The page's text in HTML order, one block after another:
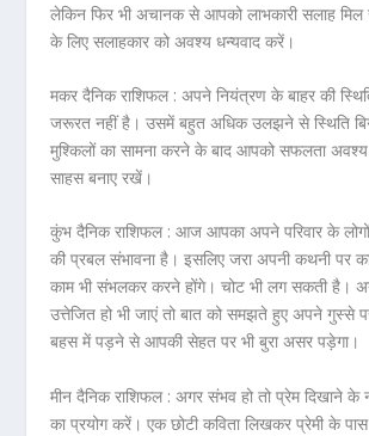
लेकिन फिर भी अचानक से आपको लाभकारी सलाह मिल
के लिए सलाहकार को अवश्य धन्यवाद करें।
मकर दैनिक राशिफल :अपने नियंत्रण के बाहर की
जरूरत नहीं है। उसमें बहुत अधिक उलझने से स्थिति
मुश्किलों का सामना करने के बाद आपको सफलता अवश्य
साहस बनाए रखें।
कुंभ दैनिक राशिफल :आज आपका अपने परिवार के
की प्रबल संभावना है। इसलिए जरा अपनी कथनी पर
काम भी संभलकर करने होंगे। चोट भी लग सकती है।
उत्तेजित हो भी जाएं तो बात को समझते हुए अपने गुस्से
बहस में पड़ने से आपकी सेहत पर भी बुरा असर पड़ेगा।
मीन दैनिक राशिफल :अगर संभव हो तो प्रेम दिखाने
का प्रयोग करें। एक छोटी कविता लिखकर प्रेमी के